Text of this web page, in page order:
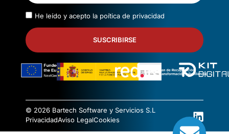
He leído y acepto la poítica de privacidad
SUSCRIBIRSE
© 2026 Bartech Software y Servicios S.L
PrivacidadAviso LegalCookies